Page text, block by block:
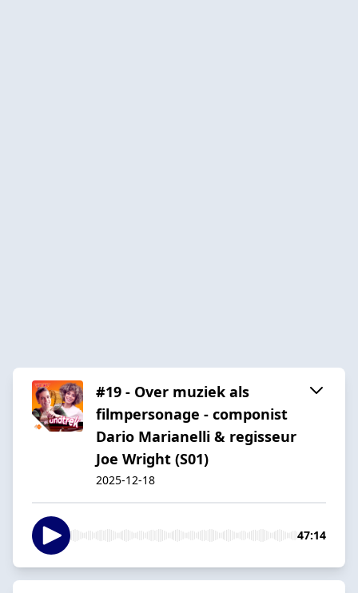
#19 - Over muziek als
filmpersonage - componist
Dario Marianelli & regisseur
Joe Wright (S01)
2025-12-18
47:14